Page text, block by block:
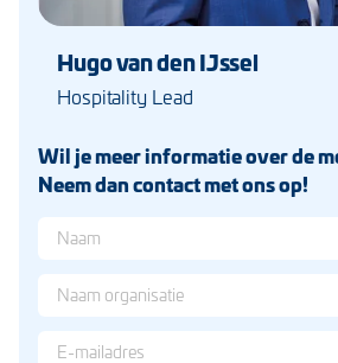
Hugo van den IJssel
Hospitality Lead
Wil je meer informatie over de
Neem dan contact met ons op!